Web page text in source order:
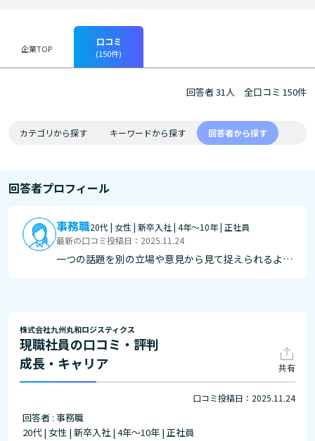
企業TOP
口コミ
(150件)
回答者 31人 全口コミ 150件
カテゴリから探す キーワードから探す 回答者から探す
回答者プロフィール
事務職20代 | 女性 | 新卒入社 | 4年～10年 | 正社員
最新の口コミ投稿日：2025.11.24
一つの話題を別の立場や意見から見て捉えられるよう
株式会社九州丸和ロジスティクス
現職社員の口コミ・評判
成長・キャリア
共有
口コミ投稿日：2025.11.24
回答者 : 事務職
20代 | 女性 | 新卒入社 | 4年～10年 | 正社員